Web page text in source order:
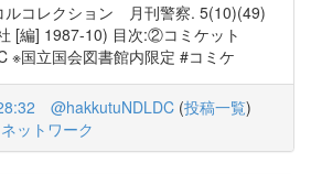
ルコレクション 月刊警察. 5(10)(49)
[編] 1987-10) 目次:②コミケット
※国立国会図書館内限定 #コミケ
@hakkutuNDLDC (投稿一覧)
ットワーク